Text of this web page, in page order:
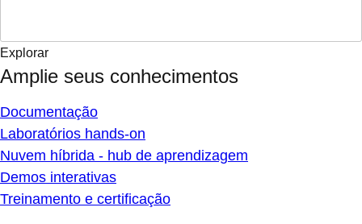
Explorar
Amplie seus conhecimentos
Documentação
Laboratórios hands-on
Nuvem híbrida - hub de aprendizagem
Demos interativas
Treinamento e certificação